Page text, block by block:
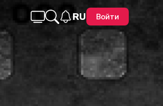
RU Войти